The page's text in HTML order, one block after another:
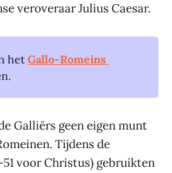
veroveraar Julius Caesar.
hetGallo-Romeins
Galliërs geen eigen munt
Tijdens de
voor Christus) gebruikten